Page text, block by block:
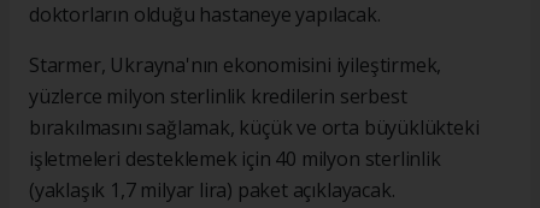
doktorların olduğu hastaneye yapılacak.
Starmer, Ukrayna'nın ekonomisini iyileştirmek,
yüzlerce milyon sterlinlik kredilerin serbest
bırakılmasını sağlamak, küçük ve orta büyüklükteki
işletmeleri desteklemek için 40 milyon sterlinlik
(yaklaşık 1,7 milyar lira) paket açıklayacak.